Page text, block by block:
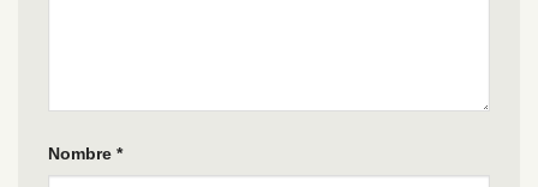
Nombre *